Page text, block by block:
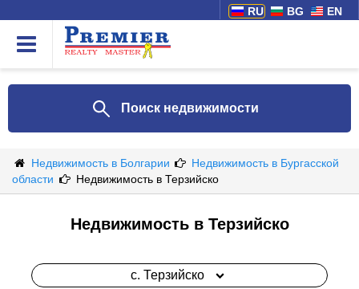
RU BG EN
Поиск недвижимости
Недвижимость в Болгарии
Недвижимость в Бургасской
области
Недвижимость в Терзийско
Недвижимость в Терзийско
с. Терзийско